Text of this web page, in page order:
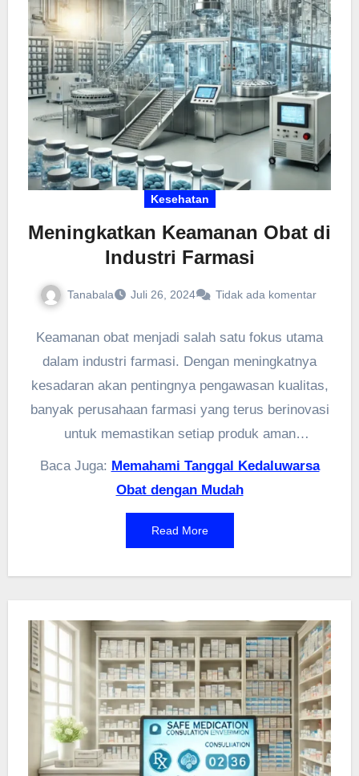
Kesehatan
Meningkatkan Keamanan Obat di
Industri Farmasi
Tanabala Juli 26, 2024 Tidak ada komentar
Keamanan obat menjadi salah satu fokus utama
dalam industri farmasi. Dengan meningkatnya
kesadaran akan pentingnya pengawasan kualitas,
banyak perusahaan farmasi yang terus berinovasi
untuk memastikan setiap produk aman
dikonsumsi. Selain menerapkan prosedur
keamanan yang ketat, teknologi juga berperan
distribusi obat. Semua upaya ini tidak hanya
reputasi perusahaan di mata masyarakat.
Baca Juga: Memahami Tanggal Kedaluwarsa
Obat dengan Mudah
Read More